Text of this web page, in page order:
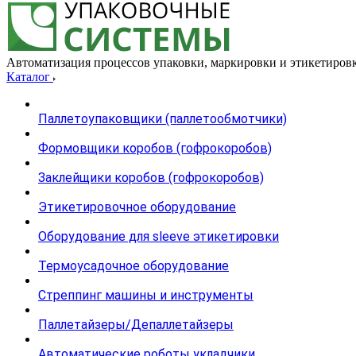
Автоматизация процессов упаковки, маркировки и
Каталог
Паллетоупаковщики (паллетообмотчики)
Формовщики коробов (гофрокоробов)
Заклейщики коробов (гофрокоробов)
Этикетировочное оборудование
Оборудование для sleeve этикетировки
Термоусадочное оборудование
Стреппинг машины и инструменты
Паллетайзеры/Депаллетайзеры